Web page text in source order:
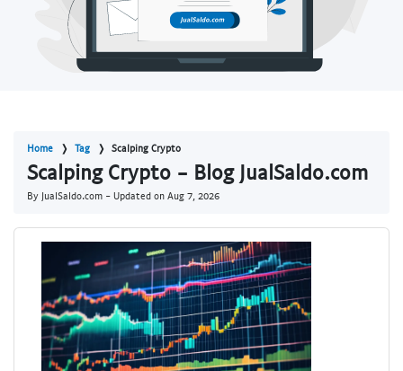
Home Tag Scalping Crypto
Scalping Crypto - Blog JualSaldo.com
By JualSaldo.com - Updated on Aug 7, 2026